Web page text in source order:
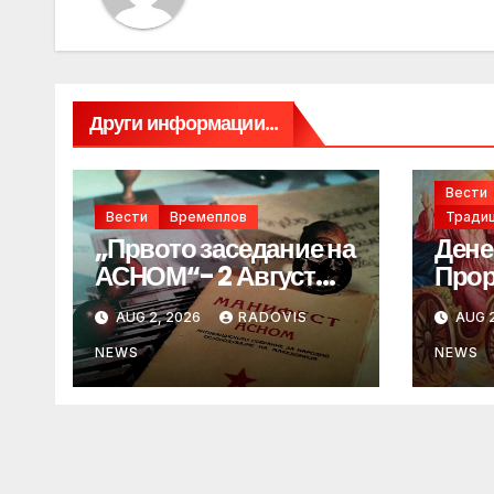
Други информации...
Вести Времеплов
„Првото заседание на
АСНОМ“- 2 Август
1944 год.
AUG 2, 2026 RADOVIS
NEWS
Вести
AUG
NEWS